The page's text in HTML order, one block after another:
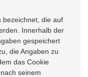
bezeichnet, die auf
Innerhalb der
gespeichert
die Angaben zu
das Cookie
seinem